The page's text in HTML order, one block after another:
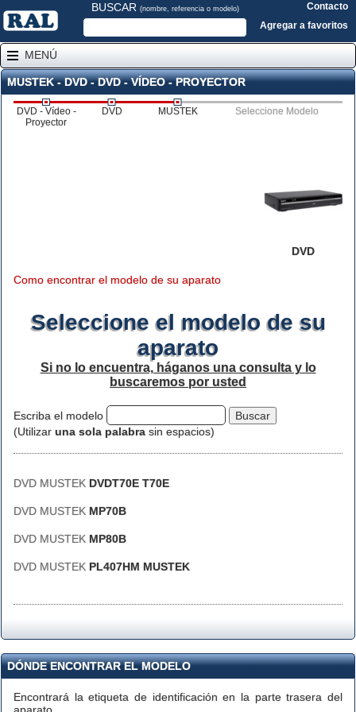
BUSCAR (nombre, referencia o modelo)
Contacto
Agregar a favoritos
MENÚ
MUSTEK - DVD - DVD - VÍDEO - PROYECTOR
DVD - Vídeo -
Proyector
DVD MUSTEK Seleccione Modelo
DVD
Como encontrar el modelo de su aparato
Seleccione el modelo de su
aparato
Si no lo encuentra, háganos una consulta y lo
buscaremos por usted
Escriba el modelo
(Utilizar una sola palabra sin espacios)
DVD MUSTEK DVDT70E T70E
DVD MUSTEK MP70B
DVD MUSTEK MP80B
DVD MUSTEK PL407HM MUSTEK
DÓNDE ENCONTRAR EL MODELO
Encontrará la etiqueta de identificación en la parte trasera del